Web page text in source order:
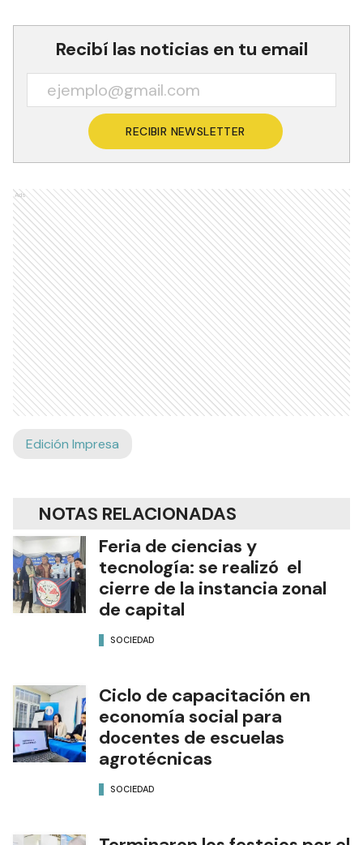
Recibí las noticias en tu email
RECIBIR NEWSLETTER
Ads
Edición Impresa
NOTAS RELACIONADAS
Feria de ciencias y
tecnología: se realizó el
cierre de la instancia zonal
de capital
SOCIEDAD
Ciclo de capacitación en
economía social para
docentes de escuelas
agrotécnicas
SOCIEDAD